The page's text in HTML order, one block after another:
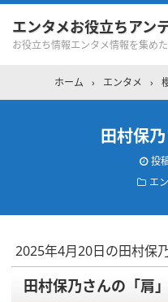
エンタメお役立ちアン
お役立ち情報エンタメ情報を集め
ホーム › エンタメ ›
田村保乃
投
エ
2025年4月20日の田村保
田村保乃さんの「肩」